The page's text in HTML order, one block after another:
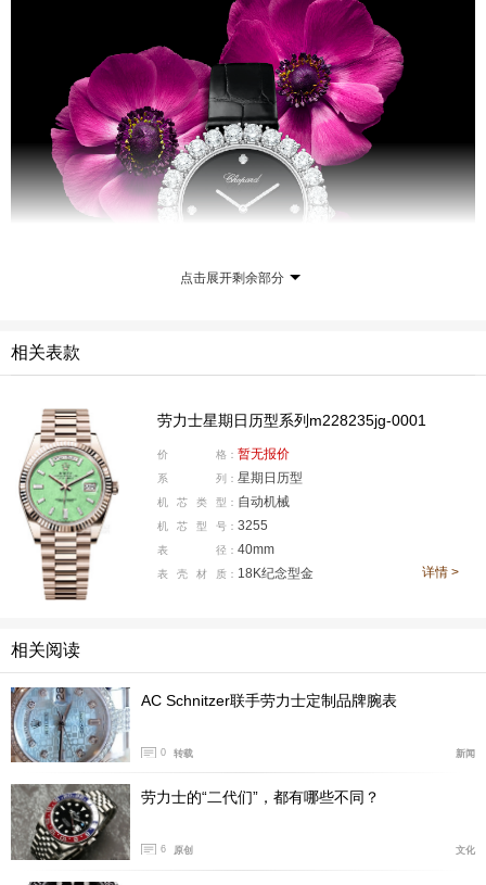
点击展开剩余部分
相关表款
劳力士星期日历型系列m228235jg-0001
价 格： 暂无报价
系 列： 星期日历型
机 芯 类 型： 自动机械
机 芯 型 号： 3255
表 径： 40mm
表 壳 材 质： 18K纪念型金 详情 >
相关阅读
AC Schnitzer联手劳力士定制品牌腕表
0 转载 新闻
劳力士的“二代们”，都有哪些不同？
6 原创 文化